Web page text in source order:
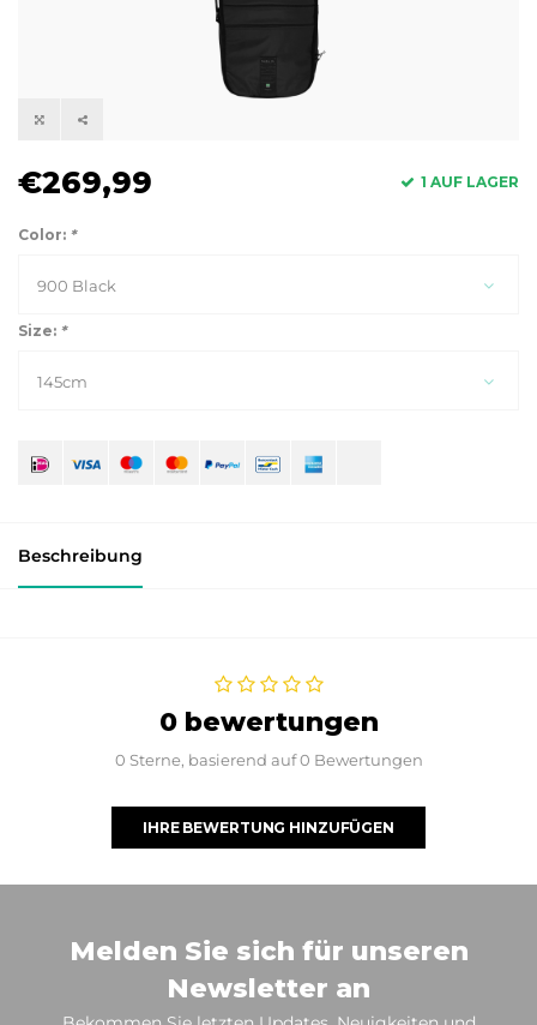
€269,99 1 AUF LAGER
Color: *
900 Black
Size: *
145cm
Beschreibung
0 bewertungen
0 Sterne, basierend auf 0 Bewertungen
IHRE BEWERTUNG HINZUFÜGEN
Melden Sie sich für unseren
Newsletter an